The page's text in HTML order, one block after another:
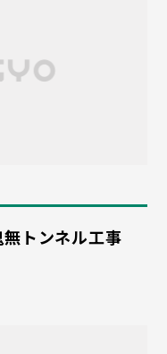
トンネル工事